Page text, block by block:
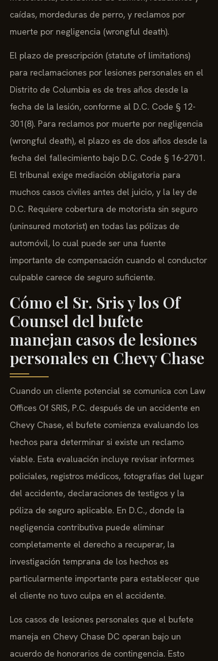
caídas, mordeduras de perro, y reclamos por
muerte por negligencia (wrongful death).
El plazo de prescripción (statute of limitations)
para reclamaciones por lesiones personales en el
Distrito de Columbia es de tres años desde la
fecha de la lesión, conforme al D.C. Code § 12-
301(8). Para reclamos por muerte por negligencia
(wrongful death), el plazo es de dos años desde la
fecha del fallecimiento bajo D.C. Code § 16-2701.
El tribunal exige mediación obligatoria para
muchos casos civiles antes del juicio, y la ley de
D.C. Requiere cobertura de motorista sin seguro
(uninsured motorist) en todas las pólizas de
automóvil, lo cual puede ser una fuente
importante de compensación cuando el conductor
culpable carece de seguro suficiente.
Cómo el Sr. Sris y los Of
Counsel del bufete
manejan casos de lesiones
personales en Chevy Chase
Cuando un cliente potencial se comunica con Law
Offices Of SRIS, P.C. después de un accidente en
Chevy Chase, el bufete comienza evaluando los
hechos para determinar si existe un reclamo
viable. Esta evaluación incluye revisar informes
policiales, registros médicos, fotografías del lugar
del accidente, declaraciones de testigos y la
póliza de seguro aplicable. En D.C., donde la
negligencia contributiva puede eliminar
completamente el derecho a recuperar, la
investigación temprana de los hechos es
particularmente importante para establecer que
el cliente no tuvo culpa en el accidente.
Los casos de lesiones personales que el bufete
maneja en Chevy Chase DC operan bajo un
acuerdo de honorarios de contingencia. Esto